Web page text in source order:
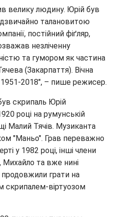
велику людину. Юрій був
талановитою
постійний фіґляр,
незліченну
та гумором як частина
(Закарпаття). Вічна
2018", – пише режисер.
скрипаль Юрій
році на румунській
Малий Тячів. Музиканта
"Маньо". Грав переважно
у 1982 році, інші члени
та вже нині
грати на
скрипалем-віртуозом